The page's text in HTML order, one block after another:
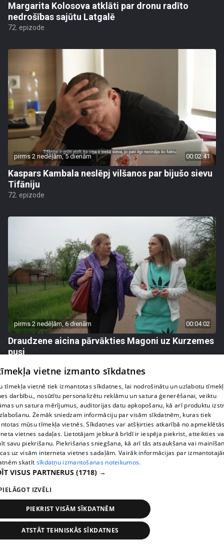
Margarita Kolosova atklāti par dronu radīto
nedrošības sajūtu Latgalē
72. epizode
pirms 2 nedēļām, 5 dienām 00:02:41
Kaspars Kambala neslēpj vilšanos par bijušo sievu
Tifāniju
72. epizode
pirms 2 nedēļām, 6 dienām 00:04:02
Draudzene aicina pārvākties Magoni uz Kurzemes
pusi
pirms 2 nedēļām, 6 dienām
Magone Liedeskalna atklāj pārdomas par mājokļa
pārdošanu
72. epizode
vietne izmanto sīkdatnes
tīmekļa vietnē tiek izmantotas sīkdatnes, lai nodrošinātu un uzlabotu
darbību., nosūtītu personalizētu reklāmu un satura ģenerēšanai, veiktu
un satura mērījumus, auditorijas datu apkopošanu, kā arī produktu
Zemāk sniedzam informāciju par visām sīkdatnēm, kuras tiek
mūsu tīmekļa vietnēs. Sīkdatnes var atšķirties atkarībā no
vietnes sadaļas. Lietotājam jebkurā brīdī ir iespēja piekrist, atteikties
savu piekrišanu. Piekrišanas sniegšana, kā arī tās atsaukšana vai
uz visām interneta vietnes sadaļām. Vairāk informācijas par
skatīt sīkdatņu izmantošanas noteikumos.
VISUS PARTNERUS (1718) →
IZVĒLI
PIEKRIST VISĀM SĪKDATNĒM
ATSTĀT TEHNISKĀS SĪKDATNES